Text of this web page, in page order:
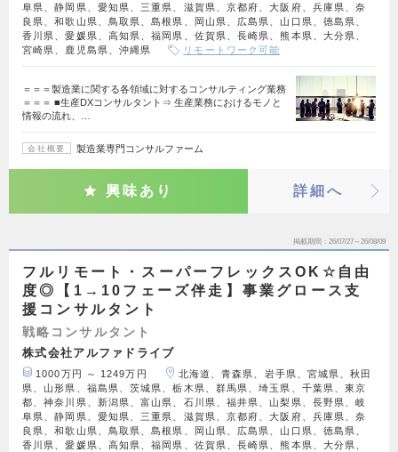
阜県、静岡県、愛知県、三重県、滋賀県、京都府、大阪府、兵庫県、奈
良県、和歌山県、鳥取県、島根県、岡山県、広島県、山口県、徳島県、
香川県、愛媛県、高知県、福岡県、佐賀県、長崎県、熊本県、大分県、
宮崎県、鹿児島県、沖縄県
リモートワーク可能
＝＝＝製造業に関する各領域に対するコンサルティング業務
＝＝＝ ■生産DXコンサルタント⇒ 生産業務におけるモノと
情報の流れ、…
会社概要 製造業専門コンサルファーム
興味あり 詳細へ
掲載期間 26/07/27～26/08/09
フルリモート・スーパーフレックスOK☆自由
度◎【1→10フェーズ伴走】事業グロース支
援コンサルタント
戦略コンサルタント
株式会社アルファドライブ
1000万円 ～ 1249万円
北海道、青森県、岩手県、宮城県、秋田
県、山形県、福島県、茨城県、栃木県、群馬県、埼玉県、千葉県、東京
都、神奈川県、新潟県、富山県、石川県、福井県、山梨県、長野県、岐
阜県、静岡県、愛知県、三重県、滋賀県、京都府、大阪府、兵庫県、奈
良県、和歌山県、鳥取県、島根県、岡山県、広島県、山口県、徳島県、
香川県、愛媛県、高知県、福岡県、佐賀県、長崎県、熊本県、大分県、